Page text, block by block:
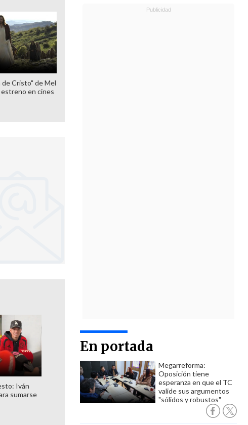
En portada
Megarreforma:
Oposición tiene
esperanza en que el TC
valide sus argumentos
"sólidos y robustos"
de Cristo" de Mel
en cines
Iván
sumarse